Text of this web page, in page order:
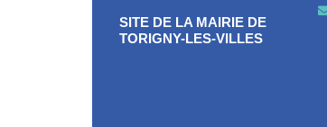
SITE DE LA MAIRIE DE
TORIGNY-LES-VILLES